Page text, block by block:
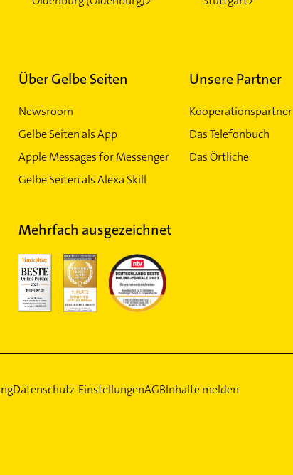
Über Gelbe Seiten
Newsroom
Gelbe Seiten als App
Apple Messages for Messenger
Gelbe Seiten als Alexa Skill
Unsere Partner
Kooperationspartner
Das Telefonbuch
Das Örtliche
Mehrfach ausgezeichnet
Datenschutz-EinstellungenAGBInhalte melden